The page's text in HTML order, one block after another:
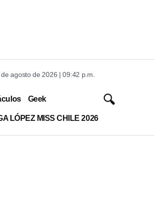
agosto de 2026 | 09:42 p.m.
Geek
LÓPEZ MISS CHILE 2026